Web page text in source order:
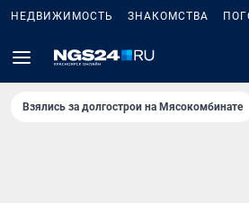
НЕДВИЖИМОСТЬ ЗНАКОМСТВА
Взялись за долгострои на Мясокомбинате